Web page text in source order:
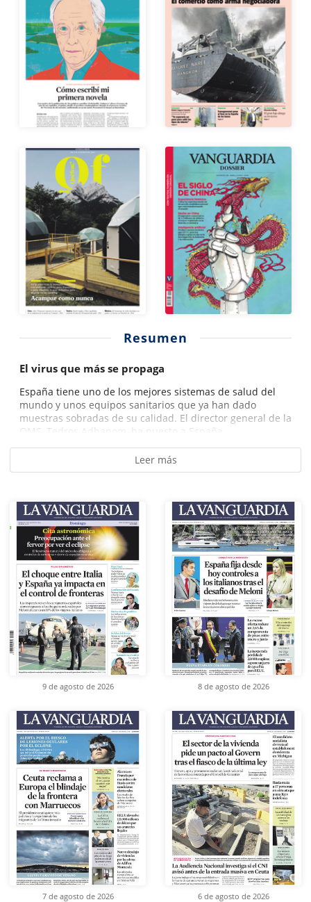
Resumen
El virus que más se propaga
España tiene uno de los mejores sistemas de salud del
mundo y unos equipos sanitarios que ya han dado
muestras sobradas de su calidad. El director general de la
OMS, Tedros Adhanom, ha puesto a España...
Leer más
9 de agosto de 2026 8 de agosto de 2026
7 de agosto de 2026 6 de agosto de 2026